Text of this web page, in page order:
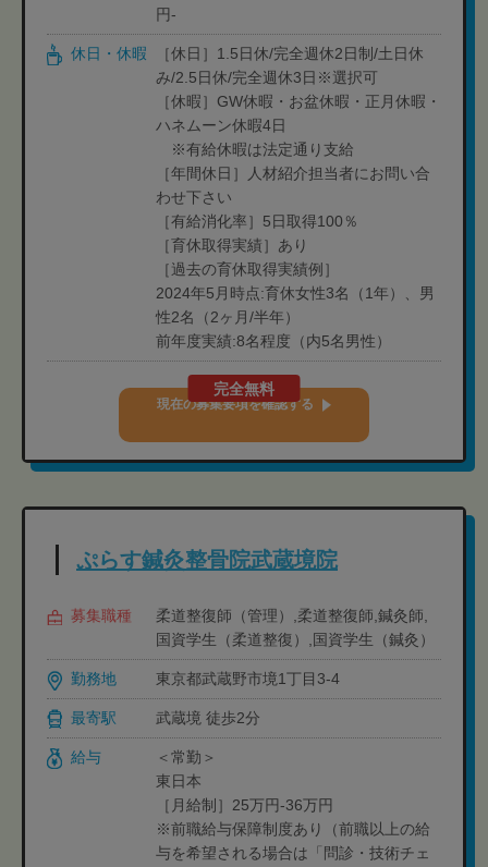
円-
休日・休暇
［休日］1.5日休/完全週休2日制/土日休
み/2.5日休/完全週休3日※選択可
［休暇］GW休暇・お盆休暇・正月休暇・
ハネムーン休暇4日
※有給休暇は法定通り支給
［年間休日］人材紹介担当者にお問い合
わせ下さい
［有給消化率］5日取得100％
［育休取得実績］あり
［過去の育休取得実績例］
2024年5月時点:育休女性3名（1年）、男
性2名（2ヶ月/半年）
前年度実績:8名程度（内5名男性）
完全無料
現在の募集要項を確認する
ぷらす鍼灸整骨院武蔵境院
募集職種
柔道整復師（管理）,柔道整復師,鍼灸師,
国資学生（柔道整復）,国資学生（鍼灸）
勤務地 東京都武蔵野市境1丁目3-4
最寄駅 武蔵境 徒歩2分
給与
＜常勤＞
東日本
［月給制］25万円-36万円
※前職給与保障制度あり（前職以上の給
与を希望される場合は「問診・技術チェ